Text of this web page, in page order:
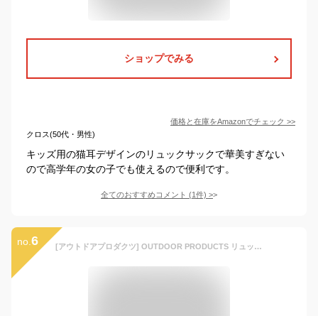
ショップでみる
価格と在庫をAmazonでチェック >>
クロス(50代・男性)
キッズ用の猫耳デザインのリュックサックで華美すぎない
ので高学年の女の子でも使えるので便利です。
全てのおすすめコメント (1件) >
no. 6 [アウトドアプロダクツ] OUTDOOR PRODUCTS リュック リュックサック デイパック キッズ ジュニア 子供用 レディース (スクエア/フラワーブルー)